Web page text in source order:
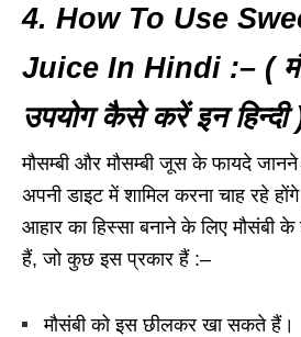
4. How To Use
Juice In Hindi :– (
उपयोग कैसे करें इन हिन्दी
मौसम्बी और मौसम्बी जूस के फायदे
अपनी डाइट में शामिल करना चाह रहे
आहार का हिस्सा बनाने के लिए मौसंबी
हैं, जो कुछ इस प्रकार हैं :–
मौसंबी को इस छीलकर खा सकते हैं।